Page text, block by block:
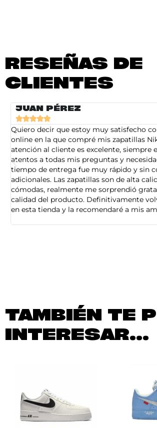
RESEÑAS DE
CLIENTES
JUAN PÉREZ

Quiero decir que estoy muy satisfecho
online en la que compré mis zapatillas
atención al cliente es excelente, siempre
atentos a todas mis preguntas y
tiempo de entrega fue muy rápido y sin
adicionales. Las zapatillas son de alta
cómodas, realmente me sorprendió
calidad del producto. Definitivamente
en esta tienda y la recomendaré a mis
TAMBIÉN TE
INTERESAR...